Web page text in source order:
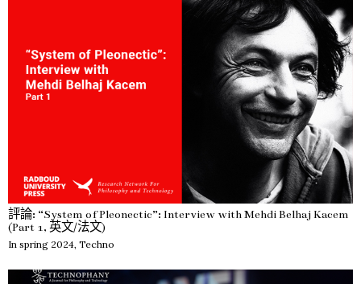
評論: “System of Pleonectic”: Interview with Mehdi Belhaj Kacem
(Part 1, 英文/法文)
In spring 2024, Techno